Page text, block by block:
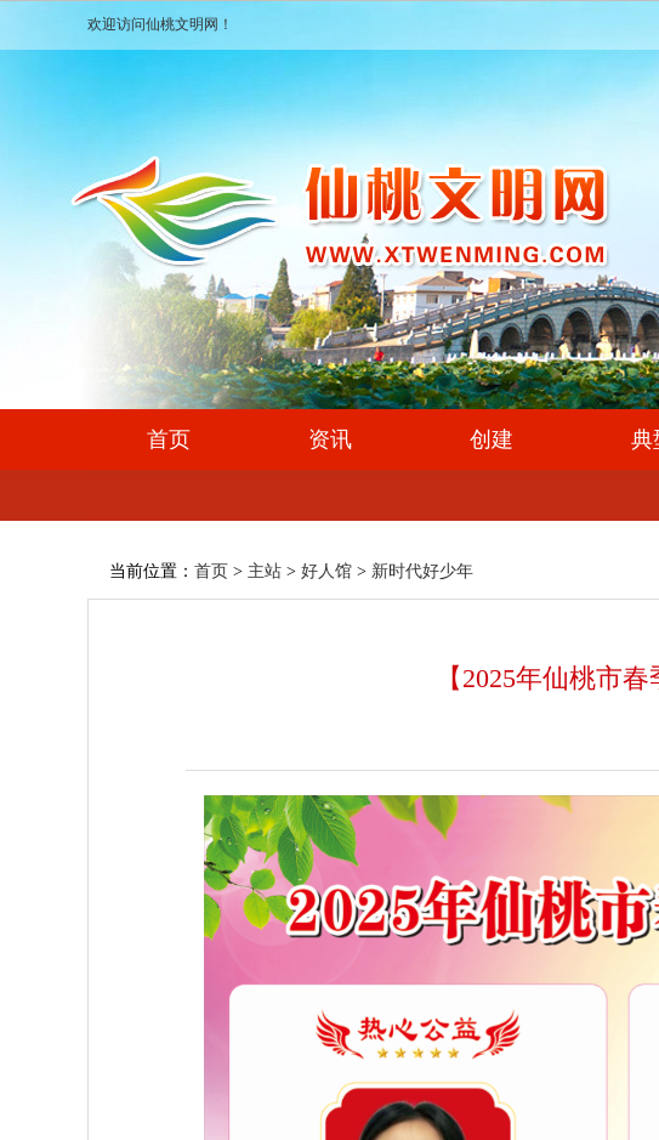
欢迎访问仙桃文明网！
首页 资讯 创建 典
当前位置： 首页 > 主站 > 好人馆 > 新时代好少年
【2025年仙桃市